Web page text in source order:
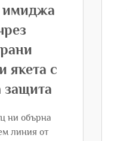
имиджа
якета с
защита
ни обърна
линия от